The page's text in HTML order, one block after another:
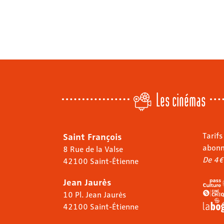
Les cinémas
Saint François
8 Rue de la Valse
42100 Saint-Étienne
Jean Jaurès
10 Pl. Jean Jaurès
42100 Saint-Étienne
De